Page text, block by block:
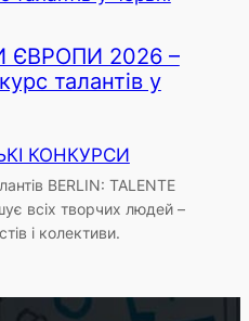
ЄВРОПИ 2026 –
талантів у
КОНКУРСИ
BERLIN: TALENTE
всіх творчих людей –
і колективи.